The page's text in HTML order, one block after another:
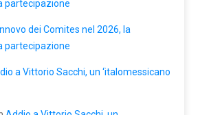
partecipazione
dei Comites nel 2026, la
partecipazione
a Vittorio Sacchi, un ‘italomessicano